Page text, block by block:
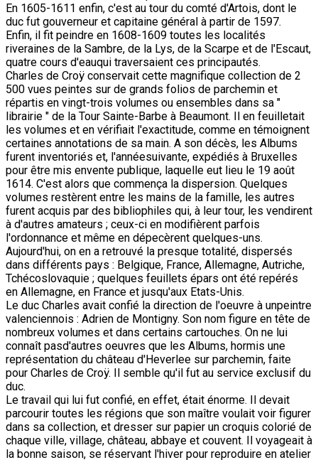
En 1605-1611 enfin, c'est au tour du comté d'Artois, dont le
duc fut gouverneur et capitaine général à partir de 1597.
Enfin, il fit peindre en 1608-1609 toutes les localités
riveraines de la Sambre, de la Lys, de la Scarpe et de l'Escaut,
quatre cours d'eauqui traversaient ces principautés.
Charles de Croÿ conservait cette magnifique collection de 2
500 vues peintes sur de grands folios de parchemin et
répartis en vingt-trois volumes ou ensembles dans sa "
librairie " de la Tour Sainte-Barbe à Beaumont. Il en feuilletait
les volumes et en vérifiait l'exactitude, comme en témoignent
certaines annotations de sa main. A son décès, les Albums
furent inventoriés et, l'annéesuivante, expédiés à Bruxelles
pour être mis envente publique, laquelle eut lieu le 19 août
1614. C'est alors que commença la dispersion. Quelques
volumes restèrent entre les mains de la famille, les autres
furent acquis par des bibliophiles qui, à leur tour, les vendirent
à d'autres amateurs ; ceux-ci en modifièrent parfois
l'ordonnance et même en dépecèrent quelques-uns.
Aujourd'hui, on en a retrouvé la presque totalité, dispersés
dans différents pays : Belgique, France, Allemagne, Autriche,
Tchécoslovaquie ; quelques feuillets épars ont été repérés
en Allemagne, en France et jusqu'aux Etats-Unis.
Le duc Charles avait confié la direction de l'oeuvre à unpeintre
valenciennois : Adrien de Montigny. Son nom figure en tête de
nombreux volumes et dans certains cartouches. On ne lui
connaît pasd'autres oeuvres que les Albums, hormis une
représentation du château d'Heverlee sur parchemin, faite
pour Charles de Croÿ. Il semble qu'il fut au service exclusif du
duc.
Le travail qui lui fut confié, en effet, était énorme. Il devait
parcourir toutes les régions que son maître voulait voir figurer
dans sa collection, et dresser sur papier un croquis colorié de
chaque ville, village, château, abbaye et couvent. Il voyageait à
la bonne saison, se réservant l'hiver pour reproduire en atelier